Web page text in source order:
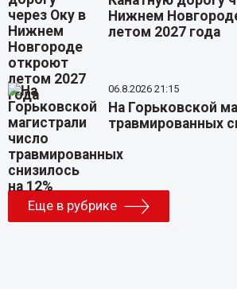
Нижнем
летом 2027 года
06.8.2026 21:15
На Горьковской
травмированных
Еще в рубрике